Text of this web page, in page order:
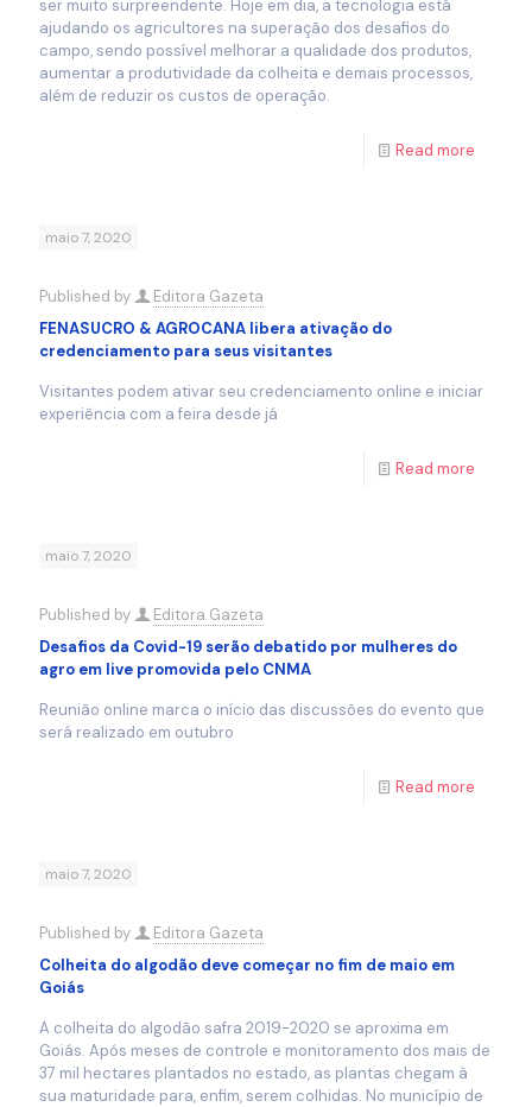
ser muito surpreendente. Hoje em dia, a tecnologia está
ajudando os agricultores na superação dos desafios do
campo, sendo possível melhorar a qualidade dos produtos,
aumentar a produtividade da colheita e demais processos,
além de reduzir os custos de operação.
Read more
maio 7, 2020
Published by
Editora Gazeta
FENASUCRO & AGROCANA libera ativação do
credenciamento para seus visitantes
Visitantes podem ativar seu credenciamento online e iniciar
experiência com a feira desde já
Read more
maio 7, 2020
Published by
Editora Gazeta
Desafios da Covid-19 serão debatido por mulheres do
agro em live promovida pelo CNMA
Reunião online marca o início das discussões do evento que
será realizado em outubro
Read more
maio 7, 2020
Published by
Editora Gazeta
Colheita do algodão deve começar no fim de maio em
Goiás
A colheita do algodão safra 2019-2020 se aproxima em
Goiás. Após meses de controle e monitoramento dos mais de
37 mil hectares plantados no estado, as plantas chegam à
sua maturidade para, enfim, serem colhidas. No município de